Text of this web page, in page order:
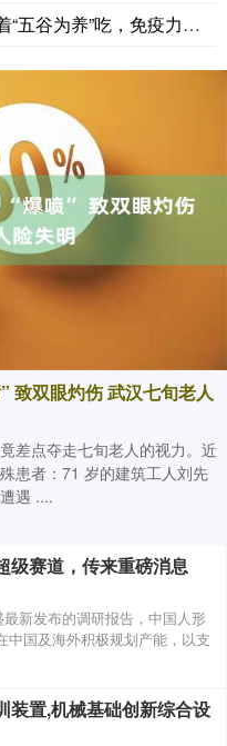
养”吃，免疫力或自己回来
致双眼灼伤 武汉七旬老人
差点夺走七旬老人的视力。近
患者：71 岁的建筑工人刘先
遇 ....
级赛道，传来重磅消息
新发布的调研报告，中国人形
中国及海外积极规划产能，以支
装置,机械基础创新综合设